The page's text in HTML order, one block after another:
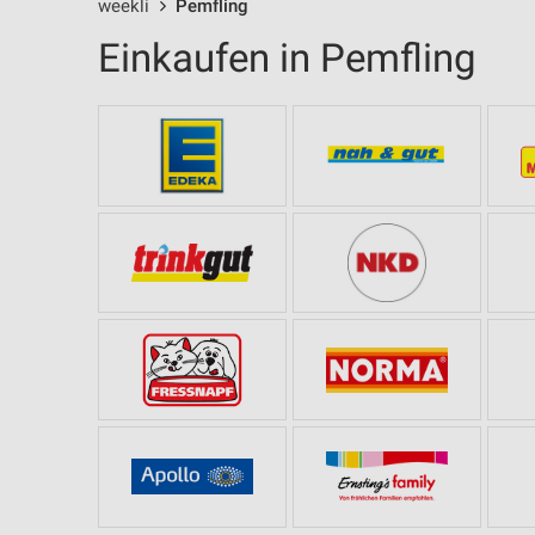
weekli Pemfling
Einkaufen in Pemfling